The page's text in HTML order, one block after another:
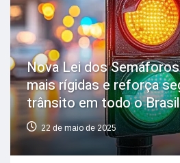
Nova Lei dos
mais rígidas e reforça
trânsito em todo o Brasil
22 de maio de 2025